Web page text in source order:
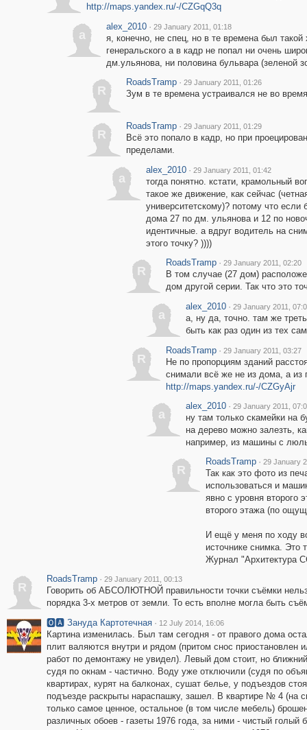
http://maps.yandex.ru/-/CZGqQ3q
a
alex_2010 · 29 January 2011, 01:18
я, конечно, не спец, но в те времена был
генеральского а в кадр не попал ни очень
дм.ульянова, ни половина бульвара (зеленой
R
RoadsTramp · 29 January 2011, 01:26
Зум в те времена устраивался не во
R
RoadsTramp · 29 January 2011, 01:29
Всё это попало в кадр, но при
пределами.
a
alex_2010 · 29 January 2011, 01:42
тогда понятно. кстати, крамольный
такое же движение, как сейчас
университетскому)? потому что
дома 27 по дм. ульянова и 12 по
идентичные. а вдруг водитель на
этого точку? ))))
R
RoadsTramp · 29 January 2011, 02:20
В том случае (27 дом)
дом другой серии. Так что это
a
alex_2010 · 29 January 2011,
а, ну да, точно. там же
быть как раз один из тех
R
RoadsTramp · 29 January 2011, 03:27
Не по пропорциям зданий
снимали всё же не из дома, а из
http://maps.yandex.ru/-/CZGyAjr
a
alex_2010 · 29 January 2011,
ну там только скамейки на
на дерево можно залезть,
например, из машины с
R
RoadsTramp · 29 January
Так как это фото из
использоваться и
явно с уровня второго
второго этажа (по
И ещё у меня по ходу
источнике снимка. Это
Журнал "Архитектура
R
RoadsTramp · 29 January 2011, 00:13
Говорить об АБСОЛЮТНОЙ правильности точки съёмки
порядка 3-х метров от земли. То есть вполне могла быть
🅾🅰 Зануда Картотечная · 12 July 2014, 16:06
Картина изменилась. Был там сегодня - от правого дома
плит валяются внутри и рядом (притом снос приостановлен
работ по демонтажу не увидел). Левый дом стоит, но
судя по окнам - частично. Воду уже отключили (судя по
квартирах, курят на балконах, сушат белье, у подъездов
подъезде раскрыты нараспашку, зашел. В квартире № 4 (на
только самое ценное, остальное (в том числе мебель)
различных обоев - газеты 1976 года, за ними - чистый голый